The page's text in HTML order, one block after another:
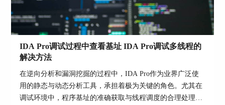
IDA Pro调试过程中查看基址 IDA Pro调试多线程的
解决方法
在逆向分析和漏洞挖掘的过程中，IDA Pro作为业界广泛使
用的静态与动态分析工具，承担着极为关键的角色。尤其在
调试环境中，程序基址的准确获取与线程调度的合理处理，